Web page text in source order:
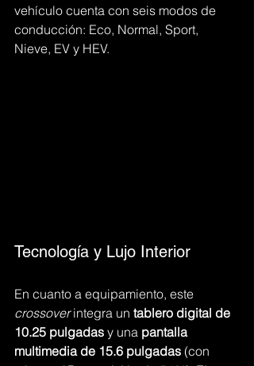
vehículo cuenta con seis modos de
conducción: Eco, Normal, Sport,
Nieve, EV y HEV.
Tecnología y Lujo Interior
En cuanto a equipamiento, este
crossover integra un tablero digital de
10.25 pulgadas y una pantalla
multimedia de 15.6 pulgadas (con